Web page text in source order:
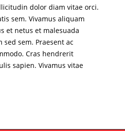
dolor diam vitae orci.
sem. Vivamus aliquam
et netus et malesuada
sem. Praesent ac
Cras hendrerit
sapien. Vivamus vitae